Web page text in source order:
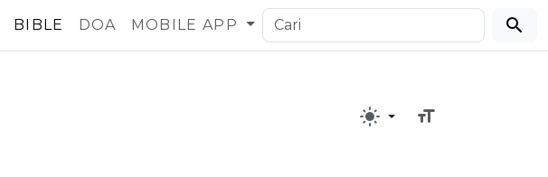
BIBLE DOA MOBILE APP